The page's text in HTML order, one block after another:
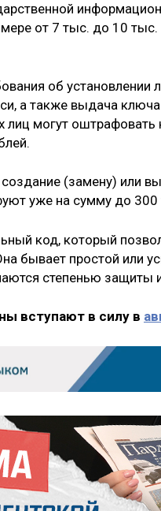
от 7 тыс. до 10
об установлении
а также выдача
лиц могут
(замену) или
уже на сумму до 300
код, который
бывает простой или
степенью защиты
вступают в силу в